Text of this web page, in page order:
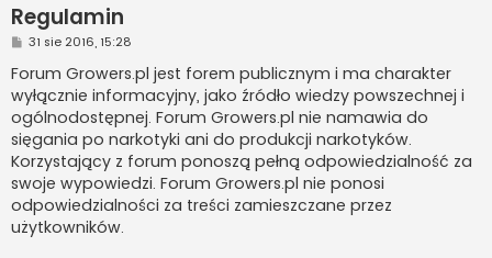
Regulamin
P
s
t
31 sie 2016, 15:28
Forum Growers.pl jest forem publicznym i ma charakter
wyłącznie informacyjny, jako źródło wiedzy powszechnej i
ogólnodostępnej. Forum Growers.pl nie namawia do
sięgania po narkotyki ani do produkcji narkotyków.
Korzystający z forum ponoszą pełną odpowiedzialność za
swoje wypowiedzi. Forum Growers.pl nie ponosi
odpowiedzialności za treści zamieszczane przez
użytkowników.